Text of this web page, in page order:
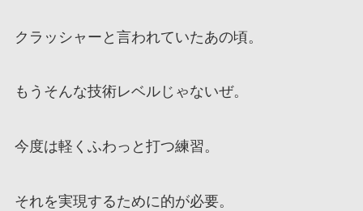
クラッシャーと言われていたあの頃。
もうそんな技術レベルじゃないぜ。
今度は軽くふわっと打つ練習。
それを実現するために的が必要。